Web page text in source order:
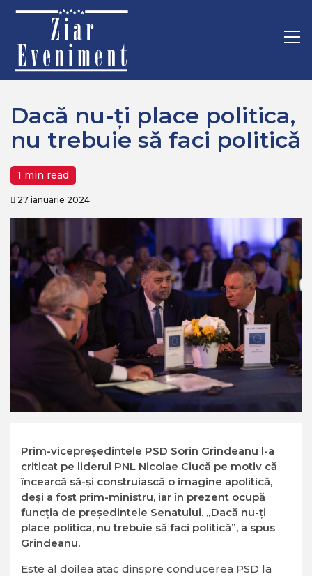
Politica
Dacă nu-ţi place politica, nu trebuie să faci politică
Dacă nu-ţi place politica,
nu trebuie să faci politică
1 min read
27 ianuarie 2024
Prim-vicepreşedintele PSD Sorin Grindeanu l-a
criticat pe liderul PNL Nicolae Ciucă pe motiv că
încearcă să-şi construiască o imagine apolitică,
deşi a fost prim-ministru, iar în prezent ocupă
funcţia de preşedintele Senatului. „Dacă nu-ţi
place politica, nu trebuie să faci politică”, a spus
Grindeanu.
Este al doilea atac dinspre conducerea PSD la